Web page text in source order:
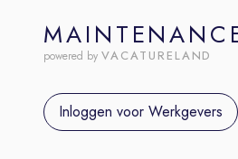
powered by VACATURELAND
Inloggen voor Werkgevers